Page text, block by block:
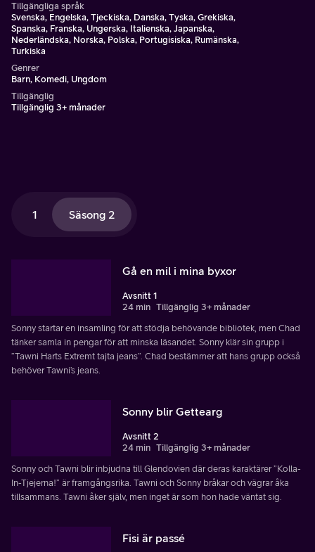
Tillgängliga språk
Svenska, Engelska, Tjeckiska, Danska, Tyska, Grekiska,
Spanska, Franska, Ungerska, Italienska, Japanska,
Nederländska, Norska, Polska, Portugisiska, Rumänska,
Turkiska
Genrer
Barn, Komedi, Ungdom
Tillgänglig
Tillgänglig 3+ månader
1 Säsong 2
Gå en mil i mina byxor
Avsnitt 1
24 min Tillgänglig 3+ månader
Sonny startar en insamling för att stödja behövande bibliotek, men Chad
tänker samla in pengar för att minska läsandet. Sonny klär sin grupp i
”Tawni Harts Extremt tajta jeans”. Chad bestämmer att hans grupp också
behöver Tawni’s jeans.
Sonny blir Gettearg
Avsnitt 2
24 min Tillgänglig 3+ månader
Sonny och Tawni blir inbjudna till Glendovien där deras karaktärer ”Kolla-
In-Tjejerna!” är framgångsrika. Tawni och Sonny bråkar och vägrar åka
tillsammans. Tawni åker själv, men inget är som hon hade väntat sig.
Fisi är passé